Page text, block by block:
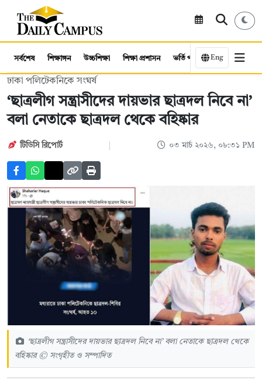
সর্বশেষ শিক্ষাঙ্গন উচ্চশিক্ষা শিক্ষা প্রশাসন ভর্তি পরীক্ষা কর্মসংস্থান
Eng
ঢাকা পলিটেকনিকে সংঘর্ষ
‘ছাত্রলীগ সন্ত্রাসীদের দায়ভার ছাত্রদল নিবে না’
বলা নেতাকে ছাত্রদল থেকে বহিষ্কার
টিডিসি রিপোর্ট ০৩ মার্চ ২০২৬, ০৮:৩১ PM
‘ছাত্রলীগ সন্ত্রাসীদের দায়ভার ছাত্রদল নিবে না’ বলা নেতাকে ছাত্রদল থেকে
বহিষ্কার © সংগৃহীত ও সম্পাদিত